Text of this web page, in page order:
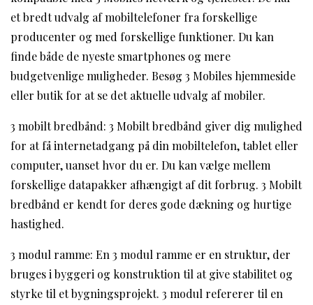
et bredt udvalg af mobiltelefoner fra forskellige
producenter og med forskellige funktioner. Du kan
finde både de nyeste smartphones og mere
budgetvenlige muligheder. Besøg 3 Mobiles hjemmeside
eller butik for at se det aktuelle udvalg af mobiler.
3 mobilt bredbånd: 3 Mobilt bredbånd giver dig mulighed
for at få internetadgang på din mobiltelefon, tablet eller
computer, uanset hvor du er. Du kan vælge mellem
forskellige datapakker afhængigt af dit forbrug. 3 Mobilt
bredbånd er kendt for deres gode dækning og hurtige
hastighed.
3 modul ramme: En 3 modul ramme er en struktur, der
bruges i byggeri og konstruktion til at give stabilitet og
styrke til et bygningsprojekt. 3 modul refererer til en